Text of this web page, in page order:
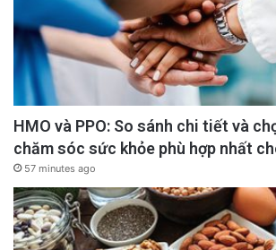
HMO và PPO: So sánh chi tiết và
chăm sóc sức khỏe phù hợp nhất
57 minutes ago